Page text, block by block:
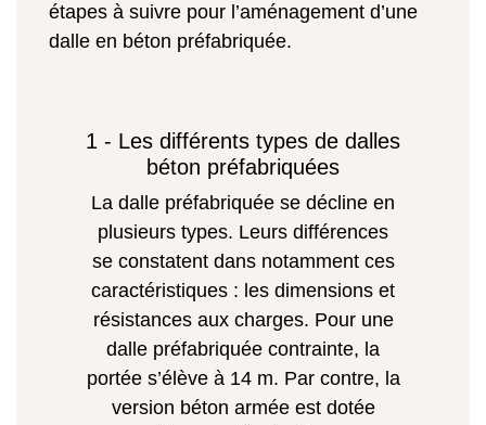
étapes à suivre pour l’aménagement d’une
dalle en béton préfabriquée.
1 - Les différents types de dalles
béton préfabriquées
La dalle préfabriquée se décline en
plusieurs types. Leurs différences
se constatent dans notamment ces
caractéristiques : les dimensions et
résistances aux charges. Pour une
dalle préfabriquée contrainte, la
portée s’élève à 14 m. Par contre, la
version béton armée est dotée